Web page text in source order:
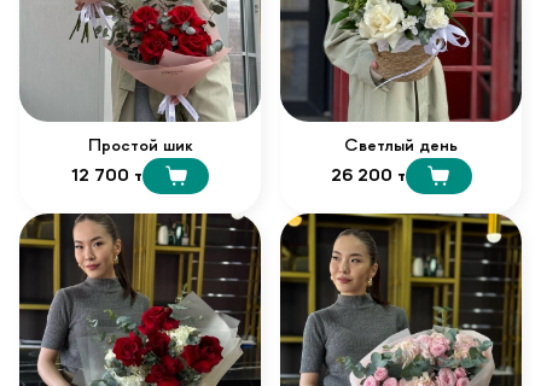
Простой шик
12 700 т
Светлый день
26 200 т